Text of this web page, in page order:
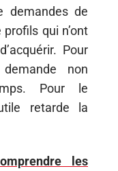
demandes de
qui n’ont
Pour
non
Pour le
retarde la
les